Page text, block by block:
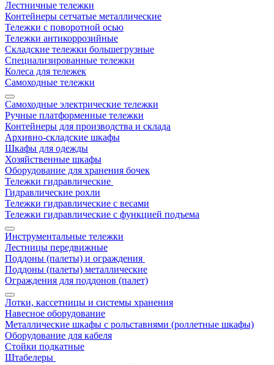
Лестничные тележки
Контейнеры сетчатые металлические
Тележки с поворотной осью
Тележки антикоррозийные
Складские тележки большегрузные
Специализированные тележки
Колеса для тележек
Самоходные тележки
Самоходные электрические тележки
Ручные платформенные тележки
Контейнеры для производства и склада
Архивно-складские шкафы
Шкафы для одежды
Хозяйственные шкафы
Оборудование для хранения бочек
Тележки гидравлические
Гидравлические рохли
Тележки гидравлические с весами
Тележки гидравлические с функцией подъема
Инструментальные тележки
Лестницы передвижные
Поддоны (палеты) и ограждения
Поддоны (палеты) металлические
Ограждения для поддонов (палет)
Лотки, кассетницы и системы хранения
Навесное оборудование
Металлические шкафы с рольставнями (роллетные шкафы)
Оборудование для кабеля
Стойки подкатные
Штабелеры